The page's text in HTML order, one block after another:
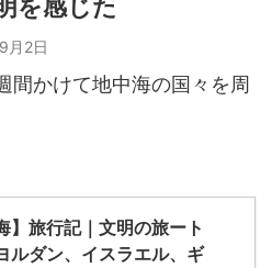
を感じた
月2日
間かけて地中海の国々を周
】旅行記｜文明の旅ート
ルダン、イスラエル、ギ